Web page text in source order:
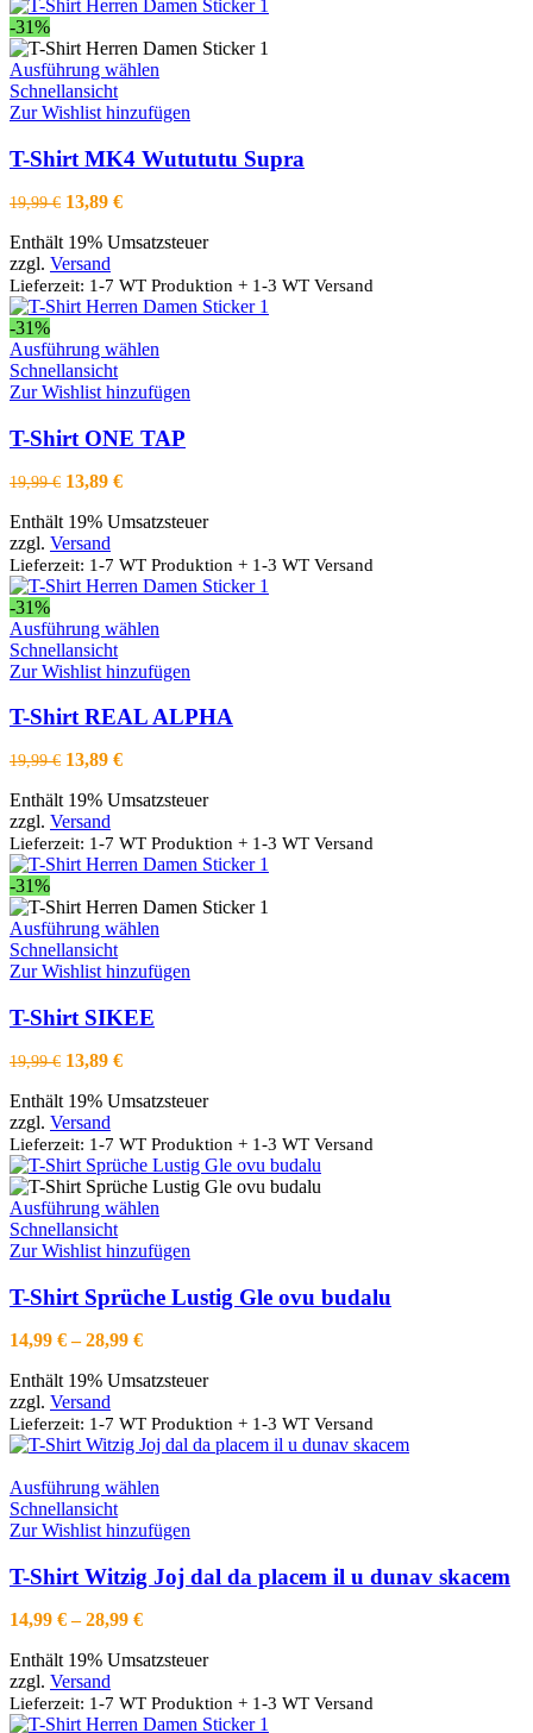
werden
-31%
Ausführung wählen
weist
Varianten
auf.
können
der
Produktseite
Schnellansicht
Zur Wishlist hinzufügen
T-Shirt MK4 Wutututu Supra
19,99€ Ursprünglicher
war:
19,99 €
13,89 €Aktueller
ist:
Enthält 19% Umsatzsteuer
zzgl. Versand
Lieferzeit: 1-7 WT Produktion + 1-3 WT Versand
-31%
Ausführung wählen
weist
Varianten
auf.
können
der
Produktseite
Schnellansicht
Zur Wishlist hinzufügen
T-Shirt ONE TAP
19,99€ Ursprünglicher
war:
19,99 €
13,89 €Aktueller
ist:
Enthält 19% Umsatzsteuer
zzgl. Versand
Lieferzeit: 1-7 WT Produktion + 1-3 WT Versand
-31%
Ausführung wählen
weist
Varianten
können
der
Produktseite
werden
Schnellansicht
Zur Wishlist hinzufügen
T-Shirt REAL ALPHA
19,99€ Ursprünglicher
war:
19,99 €
13,89 €Aktueller
ist:
Enthält 19% Umsatzsteuer
zzgl. Versand
Lieferzeit: 1-7 WT Produktion + 1-3 WT Versand
-31%
Ausführung wählen
weist
können
der
Produktseite
gewählt
Schnellansicht
Zur Wishlist hinzufügen
T-Shirt SIKEE
19,99€ Ursprünglicher
war:
19,99 €
13,89 €Aktueller
ist:
Enthält 19% Umsatzsteuer
zzgl. Versand
Lieferzeit: 1-7 WT Produktion + 1-3 WT Versand
Ausführung wählen
weist
Varianten
auf.
können
der
Produktseite
Schnellansicht
Zur Wishlist hinzufügen
T-Shirt Sprüche Lustig Gle ovu budalu
14,99 € –28,99 €Preisspanne:
bis
Enthält 19% Umsatzsteuer
zzgl. Versand
Lieferzeit: 1-7 WT Produktion + 1-3 WT Versand
Ausführung wählen
weist
Varianten
auf.
können
der
Produktseite
Schnellansicht
Zur Wishlist hinzufügen
T-Shirt Witzig Joj dal da placem il u dunav skacem
14,99 € –28,99 €Preisspanne:
bis
Enthält 19% Umsatzsteuer
zzgl. Versand
Lieferzeit: 1-7 WT Produktion + 1-3 WT Versand